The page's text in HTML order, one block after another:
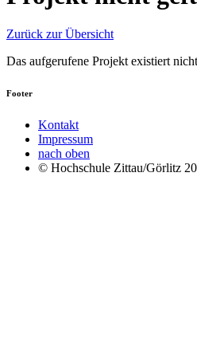
Zurück zur Übersicht
Das aufgerufene Projekt existiert
Footer
Kontakt
Impressum
nach oben
© Hochschule Zittau/Görlitz